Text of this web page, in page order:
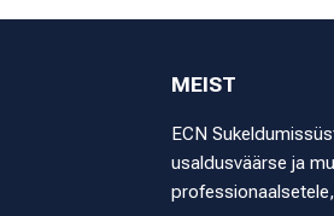
MEIST
ECN
usaldusväärse ja